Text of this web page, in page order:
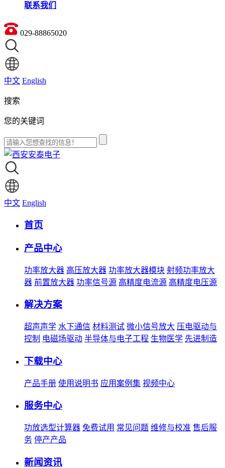
联系我们
029-88865020
中文 English
搜索
您的关键词
中文 English
首页
产品中心
功率放大器 高压放大器 功率放大器模块 射频功率放大
器 前置放大器 功率信号源 高精度电流源 高精度电压源
解决方案
超声声学 水下通信 材料测试 微小信号放大 压电驱动与
控制 电磁场驱动 半导体与电子工程 生物医学 先进制造
下载中心
产品手册 使用说明书 应用案例集 视频中心
服务中心
功放选型计算器 免费试用 常见问题 维修与校准 售后服
务 停产产品
新闻资讯